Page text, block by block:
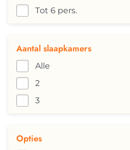
Tot 6 pers.
Aantal slaapkamers
Alle
2
3
Opties